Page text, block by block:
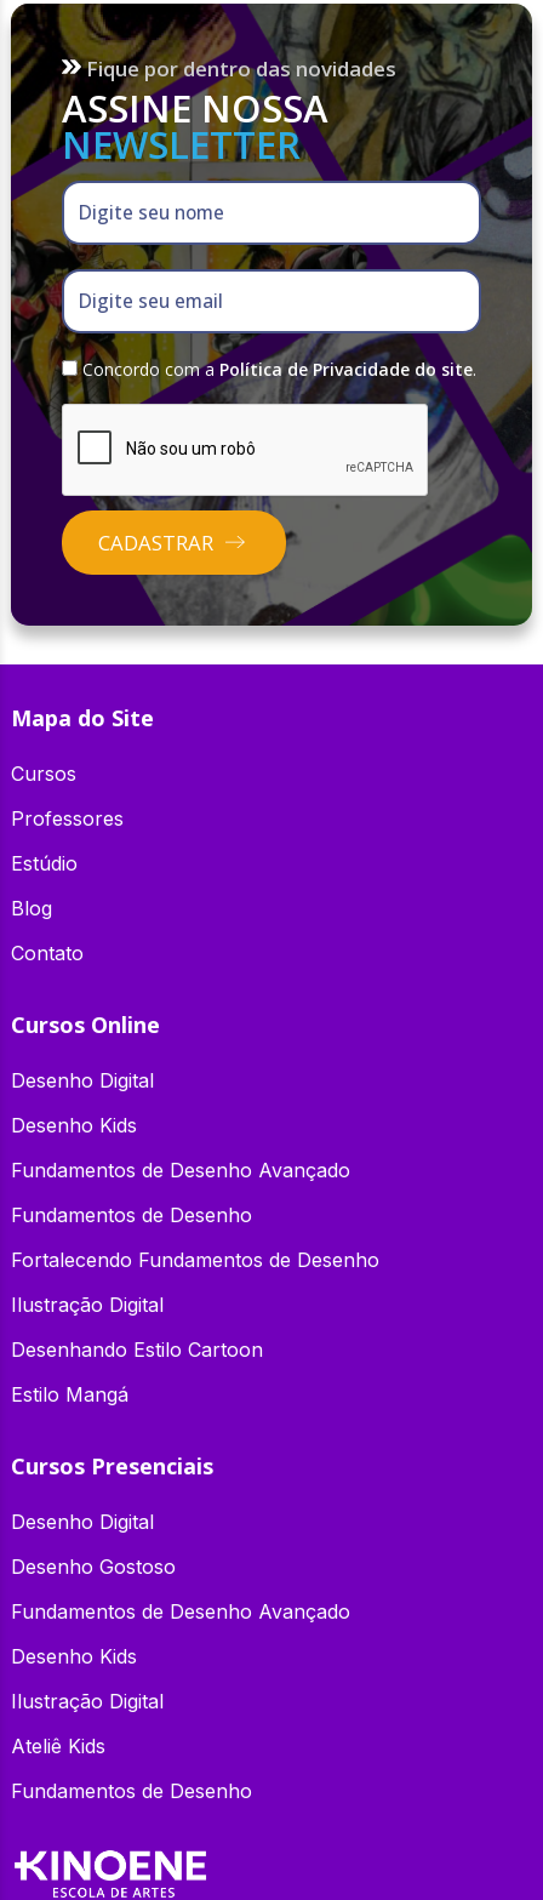
Fique por dentro das novidades
ASSINE NOSSA
NEWSLETTER
Digite seu nome
Digite seu email
Concordo com a Política de Privacidade do site.
CADASTRAR
Mapa do Site
Cursos
Professores
Estúdio
Blog
Contato
Cursos Online
Desenho Digital
Desenho Kids
Fundamentos de Desenho Avançado
Fundamentos de Desenho
Fortalecendo Fundamentos de Desenho
Ilustração Digital
Desenhando Estilo Cartoon
Estilo Mangá
Cursos Presenciais
Desenho Digital
Desenho Gostoso
Fundamentos de Desenho Avançado
Desenho Kids
Ilustração Digital
Ateliê Kids
Fundamentos de Desenho